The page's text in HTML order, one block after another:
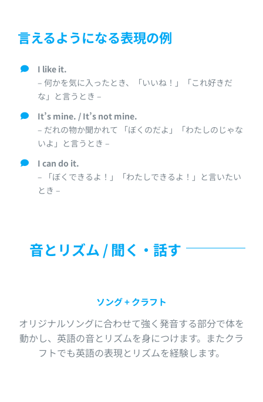
言えるようになる表現の例
I like it.
– 何かを気に入ったとき、「いいね！」「これ好きだ
な」と言うとき –
It’s mine. / It’s not mine.
– だれの物か聞かれて 「ぼくのだよ」「わたしのじゃな
いよ」と言うとき –
I can do it.
– 「ぼくできるよ！」「わたしできるよ！」と言いたい
とき –
音とリズム / 聞く・話す
ソング + クラフト
オリジナルソングに合わせて強く発音する部分で体を
動かし、英語の音とリズムを身につけます。またクラ
フトでも英語の表現とリズムを経験します。